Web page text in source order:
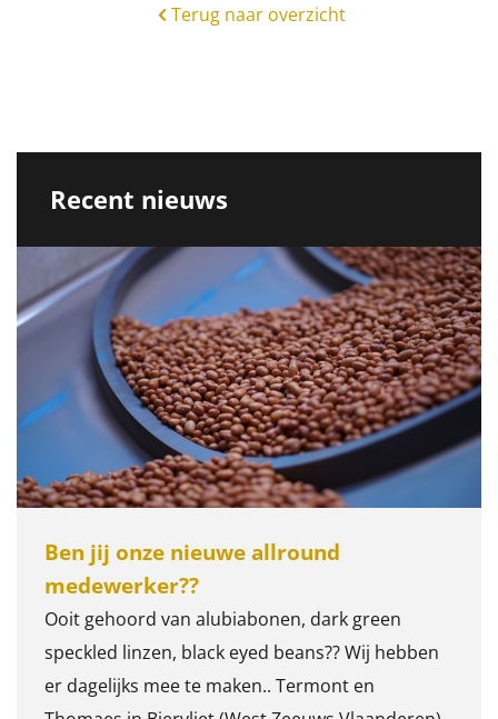
Terug naar overzicht
Recent nieuws
Ben jij onze nieuwe allround
medewerker??
Ooit gehoord van alubiabonen, dark green
speckled linzen, black eyed beans?? Wij hebben
er dagelijks mee te maken.. Termont en